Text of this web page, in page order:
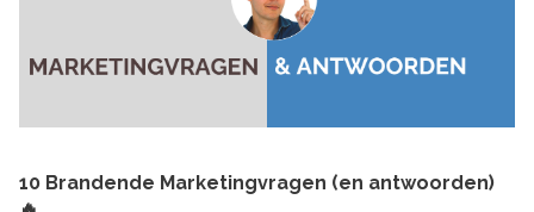
10 Brandende Marketingvragen (en antwoorden)